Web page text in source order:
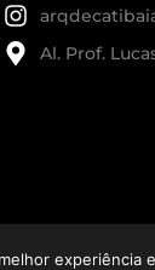
Al. Prof.